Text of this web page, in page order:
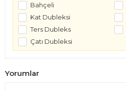
Bahçeli
Kat Dubleksi
Ters Dubleks
Çatı Dubleksi
Yorumlar